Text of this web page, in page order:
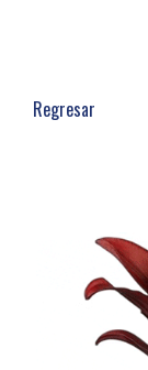
Regresar